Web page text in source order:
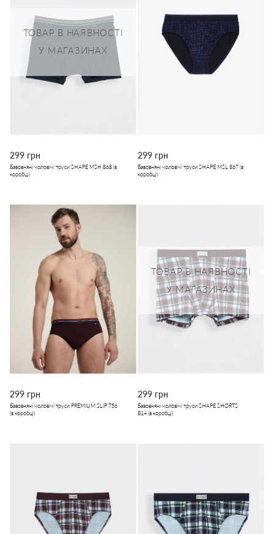
ТОВАР В НАЯВНОСТІ
У МАГАЗИНАХ
299 грн
Бавовняні чоловічі труси SHAPE MSH 868 (в
коробці)
299 грн
Бавовняні чоловічі труси SHAPE MSL 867 (в
коробці)
299 грн
Бавовняні чоловічі труси PREMIUM SLIP 756
(в коробці)
ТОВАР В НАЯВНОСТІ
У МАГАЗИНАХ
299 грн
Бавовняні чоловічі труси SHAPE SHORTS
814 (в коробці)